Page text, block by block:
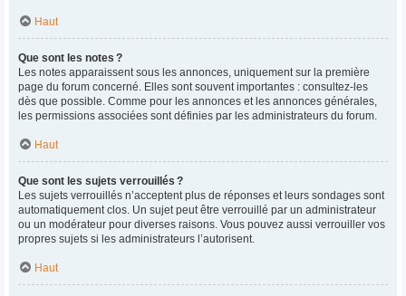
Haut
Que sont les notes ?
Les notes apparaissent sous les annonces, uniquement sur la première
page du forum concerné. Elles sont souvent importantes : consultez-les
dès que possible. Comme pour les annonces et les annonces générales,
les permissions associées sont définies par les administrateurs du forum.
Haut
Que sont les sujets verrouillés ?
Les sujets verrouillés n’acceptent plus de réponses et leurs sondages sont
automatiquement clos. Un sujet peut être verrouillé par un administrateur
ou un modérateur pour diverses raisons. Vous pouvez aussi verrouiller vos
propres sujets si les administrateurs l’autorisent.
Haut